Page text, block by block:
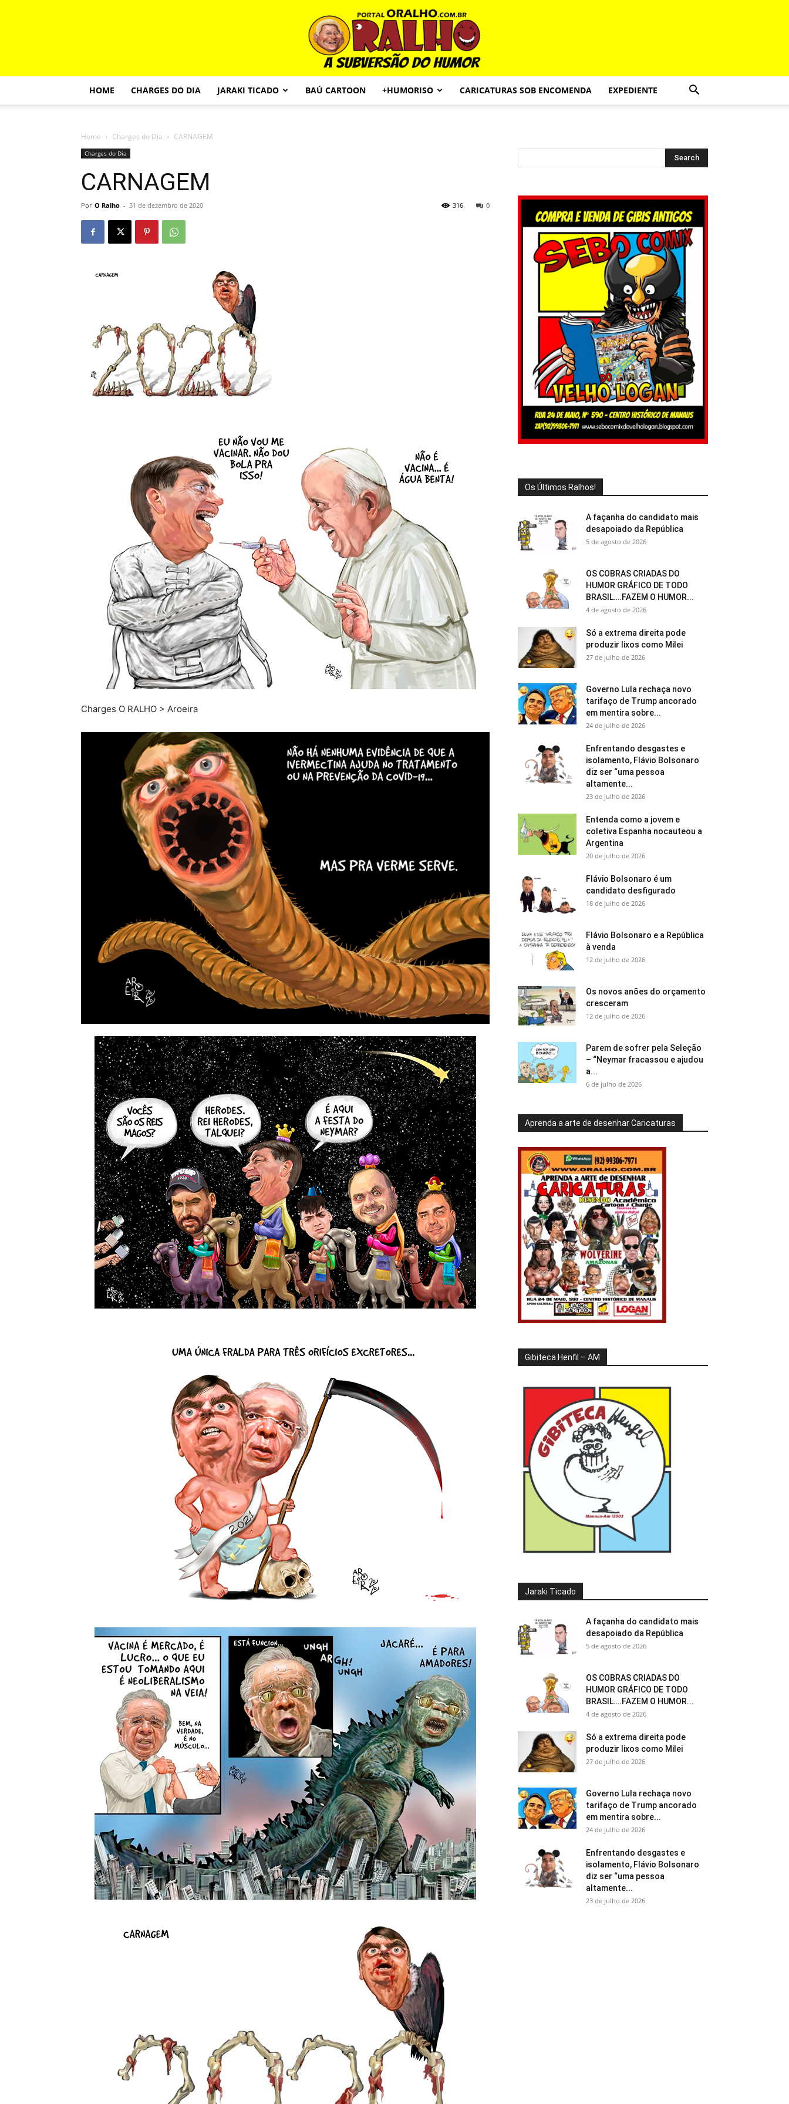
HOME CHARGES DO DIA JARAKI TICADO BAÚ CARTOON +HUMORISO CARICATURAS SOB ENCOMENDA EXPEDIENTE
Home Charges do Dia CARNAGEM
Charges do Dia
CARNAGEM
Por O Ralho - 31 de dezembro de 2020 0
316
Charges O RALHO > Aroeira
Os Últimos Ralhos!
A façanha do candidato mais
desapoiado da República
5 de agosto de 2026
OS COBRAS CRIADAS DO
HUMOR GRÁFICO DE TODO
BRASIL….FAZEM O HUMOR...
4 de agosto de 2026
Só a extrema direita pode
produzir lixos como Milei
27 de julho de 2026
Governo Lula rechaça novo
tarifaço de Trump ancorado
em mentira sobre...
24 de julho de 2026
Enfrentando desgastes e
isolamento, Flávio Bolsonaro
diz ser “uma pessoa
altamente...
23 de julho de 2026
Entenda como a jovem e
coletiva Espanha nocauteou a
Argentina
20 de julho de 2026
Flávio Bolsonaro é um
candidato desfigurado
18 de julho de 2026
Flávio Bolsonaro e a República
à venda
12 de julho de 2026
Os novos anões do orçamento
cresceram
12 de julho de 2026
Parem de sofrer pela Seleção
– “Neymar fracassou e ajudou
a...
6 de julho de 2026
Aprenda a arte de desenhar Caricaturas
Gibiteca Henfil – AM
Jaraki Ticado
A façanha do candidato mais
desapoiado da República
5 de agosto de 2026
OS COBRAS CRIADAS DO
HUMOR GRÁFICO DE TODO
BRASIL….FAZEM O HUMOR...
4 de agosto de 2026
Só a extrema direita pode
produzir lixos como Milei
27 de julho de 2026
Governo Lula rechaça novo
tarifaço de Trump ancorado
em mentira sobre...
24 de julho de 2026
Enfrentando desgastes e
isolamento, Flávio Bolsonaro
diz ser “uma pessoa
altamente...
23 de julho de 2026